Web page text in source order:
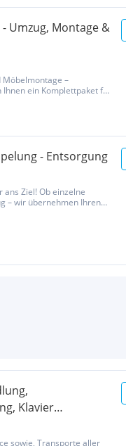
Umzug, Montage &
Möbelmontage –
ein Komplettpaket für
– inklusive Möbel-
ohne Stress und zu
- Entsorgung
ans Ziel! Ob einzelne
– wir übernehmen Ihren
Klavier
Transport,
sowie, Transporte aller